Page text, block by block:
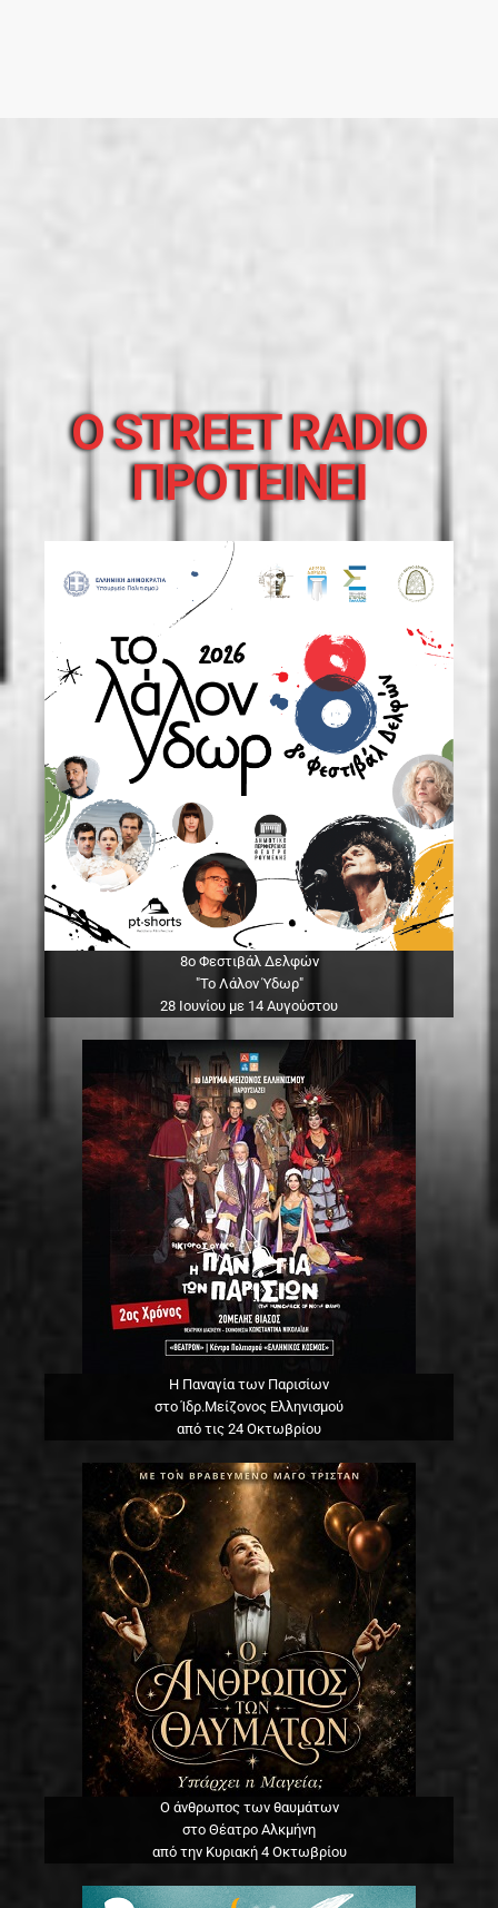
O STREET RADIO
ΠΡΟΤΕΙΝΕΙ
8ο Φεστιβάλ Δελφών
"Το Λάλον Ύδωρ"
28 Ιουνίου με 14 Αυγούστου
Η Παναγία των Παρισίων
στο Ίδρ.Μείζονος Ελληνισμού
από τις 24 Οκτωβρίου
Ο άνθρωπος των θαυμάτων
στο Θέατρο Αλκμήνη
από την Κυριακή 4 Οκτωβρίου